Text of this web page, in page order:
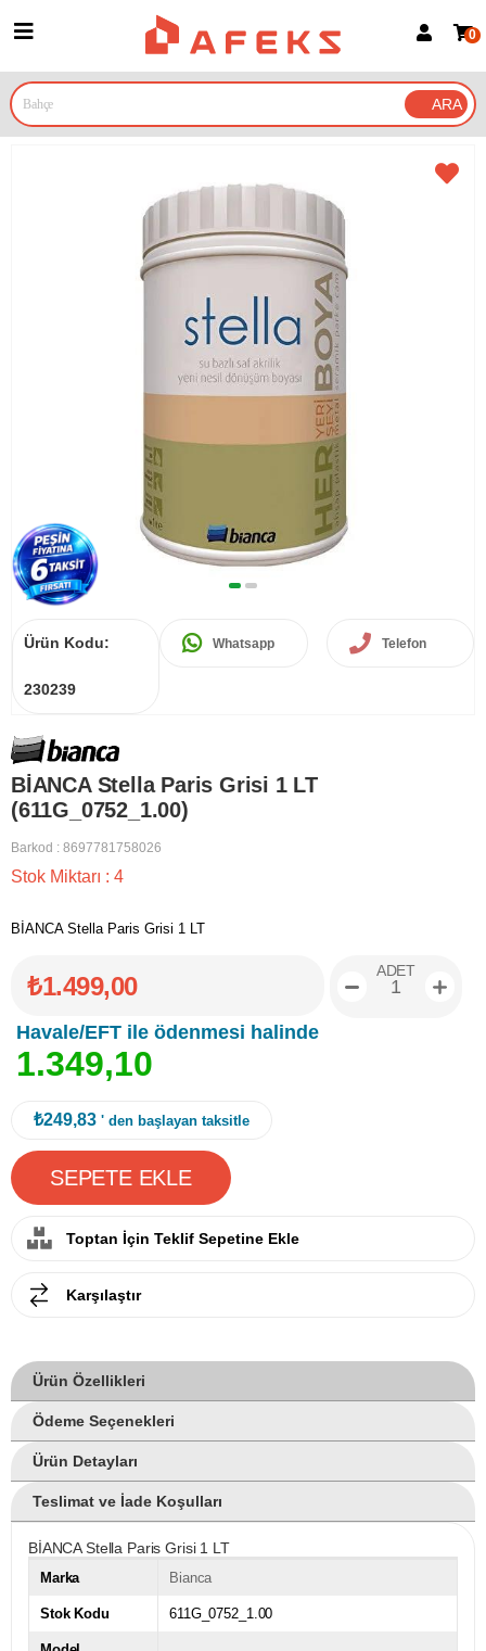
Google İle Bağlan
0
Ürün Kodu:
230239
Whatsapp Telefon
BİANCA Stella Paris Grisi 1 LT
(611G_0752_1.00)
Barkod : 8697781758026
Stok Miktarı : 4
BİANCA Stella Paris Grisi 1 LT
₺1.499,00
Havale/EFT ile ödenmesi halinde
1.349,10
ADET
₺249,83 ' den başlayan taksitle
Toptan İçin Teklif Sepetine Ekle
Karşılaştır
Ürün Özellikleri
Ödeme Seçenekleri
Ürün Detayları
Teslimat ve İade Koşulları
BİANCA Stella Paris Grisi 1 LT
Marka Bianca
Stok Kodu 611G_0752_1.00